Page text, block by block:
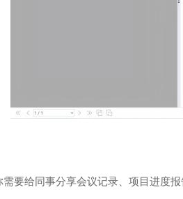
要给同事分享会议记录、项目进度